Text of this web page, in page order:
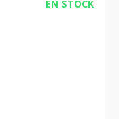
EN STOCK